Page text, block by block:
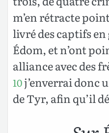
m’en rétracte
livré des captifs
Édom, et n’ont
alliance avec des
10j’enverrai donc
de Tyr, afin qu’il